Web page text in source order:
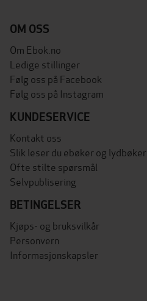
OM OSS
Om Ebok.no
Ledige stillinger
Følg oss på Facebook
Følg oss på Instagram
KUNDESERVICE
Kontakt oss
Slik leser du ebøker og lydbøker
Ofte stilte spørsmål
Selvpublisering
BETINGELSER
Kjøps- og bruksvilkår
Personvern
Informasjonskapsler